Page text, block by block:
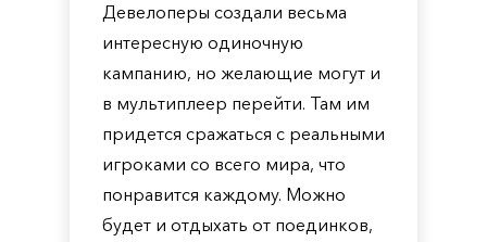
Девелоперы создали весьма
интересную одиночную
кампанию, но желающие могут и
в мультиплеер перейти. Там им
придется сражаться с реальными
игроками со всего мира, что
понравится каждому. Можно
будет и отдыхать от поединков,